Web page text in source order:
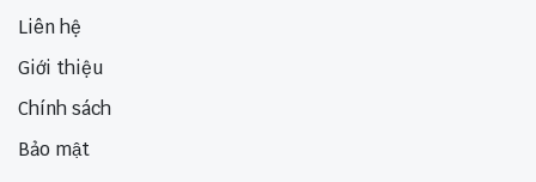
Liên hệ
Giới thiệu
Chính sách
Bảo mật